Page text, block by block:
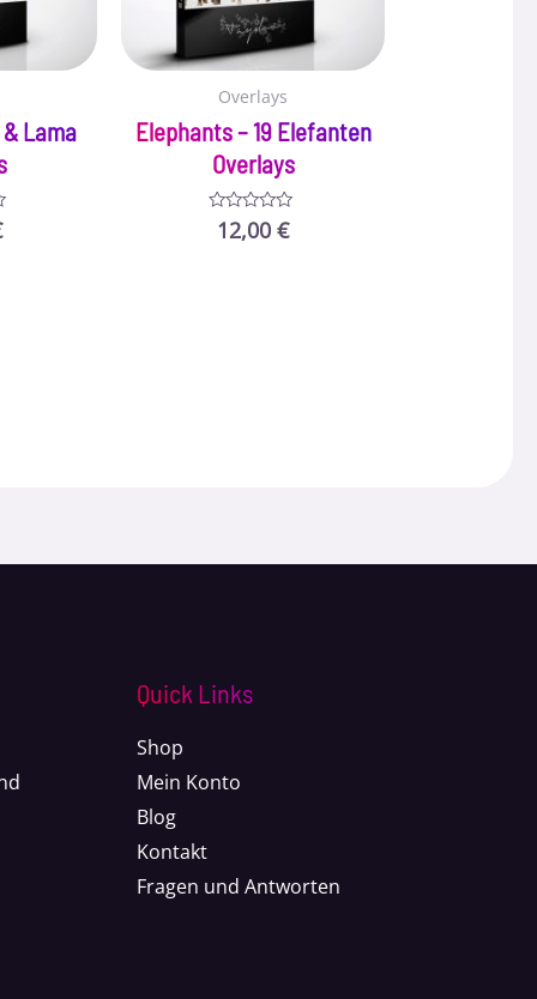
Lama
Overlays
Elephants – 19 Elefanten
Overlays
Bewertet
mit
12,00€
Quick Links
Shop
Mein Konto
Blog
Kontakt
Fragen und Antworten